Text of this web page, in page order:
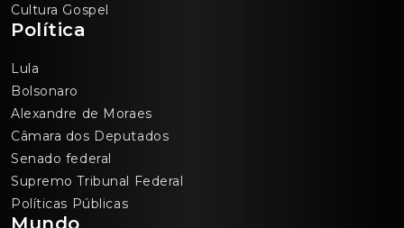
Cultura Gospel
Política
Lula
Bolsonaro
Alexandre de Moraes
Câmara dos Deputados
Senado federal
Supremo Tribunal Federal
Políticas Públicas
Mundo